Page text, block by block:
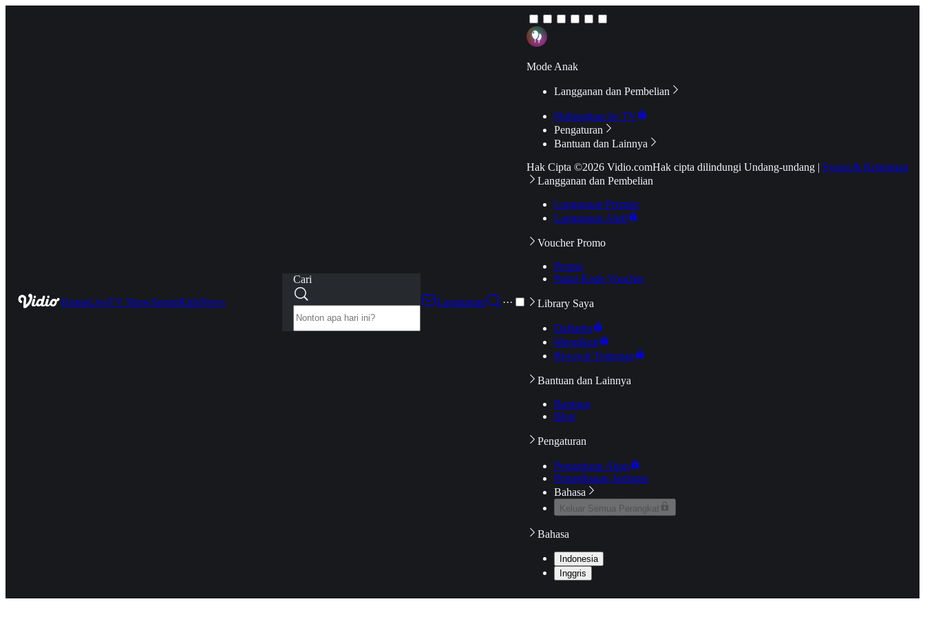
HomeLiveTV ShowSportsKidsNews
Cari
Langganan
···
Mode Anak
Langganan dan Pembelian
Hubungkan ke TV
Pengaturan
Bantuan dan Lainnya
Hak Cipta ©2026 Vidio.comHak cipta dilindungi Undang-undang | Syarat & Ketentuan
Langganan dan Pembelian
Langganan Premier
Langganan Aktif
Voucher Promo
Promo
Pakai Kode Voucher
Library Saya
Daftarku
Mengikuti
Riwayat Tontonan
Bantuan dan Lainnya
Bantuan
Blog
Pengaturan
Pengaturan Akun
Pemeriksaan Jaringan
Bahasa
Keluar Semua Perangkat
Bahasa
Indonesia
Inggris